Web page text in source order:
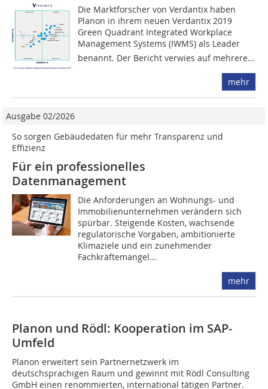
Die Marktforscher von Verdantix haben
Planon in ihrem neuen Verdantix 2019
Green Quadrant Integrated Workplace
Management Systems (IWMS) als Leader
benannt. Der Bericht verwies auf mehrere...
mehr
Ausgabe 02/2026
So sorgen Gebäudedaten für mehr Transparenz und
Effizienz
Für ein professionelles
Datenmanagement
Die Anforderungen an Wohnungs- und
Immobilienunternehmen verändern sich
spürbar. Steigende Kosten, wachsende
regulatorische Vorgaben, ambitionierte
Klimaziele und ein zunehmender
Fachkräftemangel...
mehr
Planon und Rödl: Kooperation im SAP-
Umfeld
Planon erweitert sein Partnernetzwerk im
deutschsprachigen Raum und gewinnt mit Rödl Consulting
GmbH einen renommierten, international tätigen Partner.